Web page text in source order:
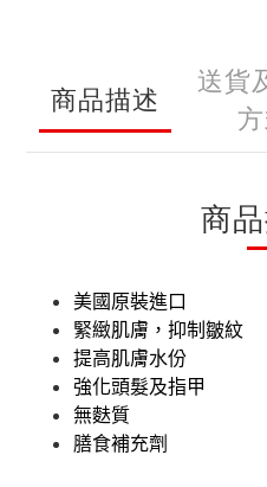
商品描述
送貨
商
美國原裝進口
緊緻肌膚，抑制皺紋
提高肌膚水份
強化頭髮及指甲
無麩質
膳食補充劑